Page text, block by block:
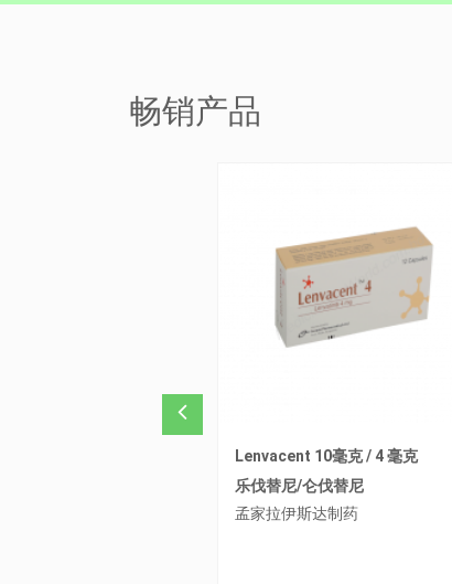
畅销产品
Lucipral 100毫克
Pralsetinib
Lucius Pharma